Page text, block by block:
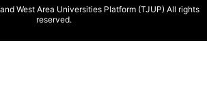
West Area Universities Platform (TJUP) All rights
reserved.